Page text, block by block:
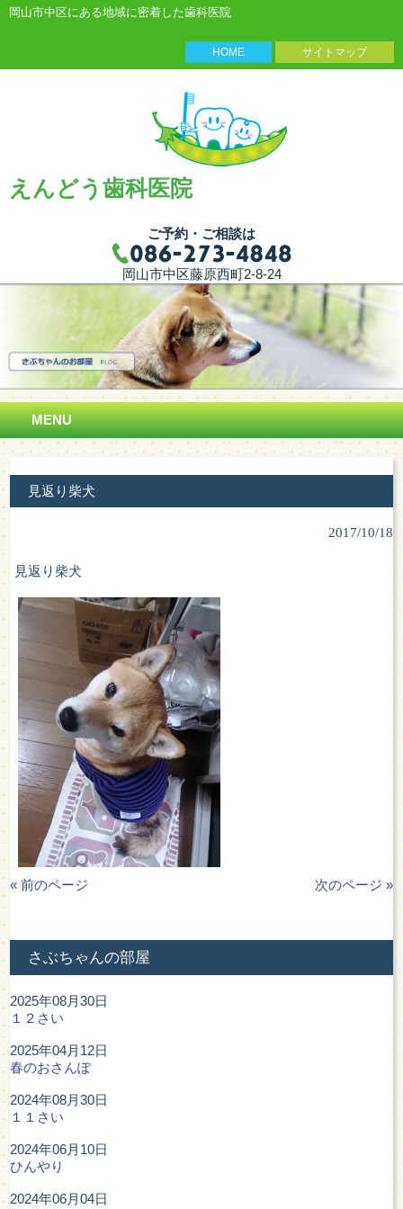
岡山市中区にある地域に密着した歯科医院
HOME サイトマップ
えんどう歯科医院
ご予約・ご相談は
岡山市中区藤原西町2-8-24
MENU
見返り柴犬
2017/10/18
見返り柴犬
« 前のページ 次のページ »
さぶちゃんの部屋
2025年08月30日
１２さい
2025年04月12日
春のおさんぽ
2024年08月30日
１１さい
2024年06月10日
ひんやり
2024年06月04日